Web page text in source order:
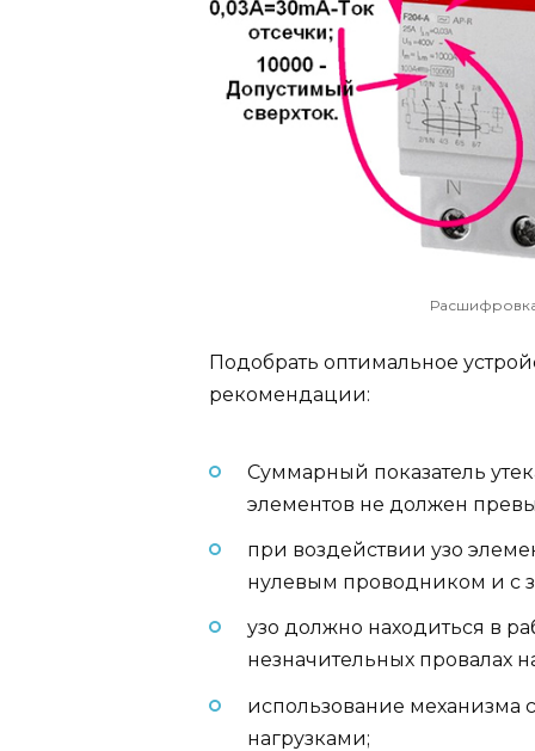
Подобрать оптимальное
рекомендации:
Суммарный показатель
элементов не должен
при воздействии узо
нулевым проводником и с
узо должно находиться в
незначительных провалах
использование механизма
нагрузками;